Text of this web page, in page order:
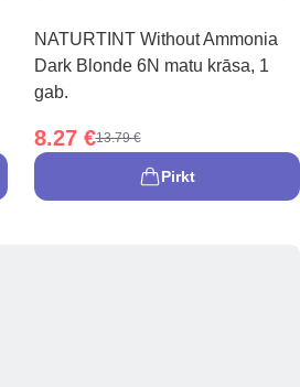
NATURTINT Without Ammonia
Dark Blonde 6N matu krāsa, 1
gab.
8.27 €13.79 €
Pirkt